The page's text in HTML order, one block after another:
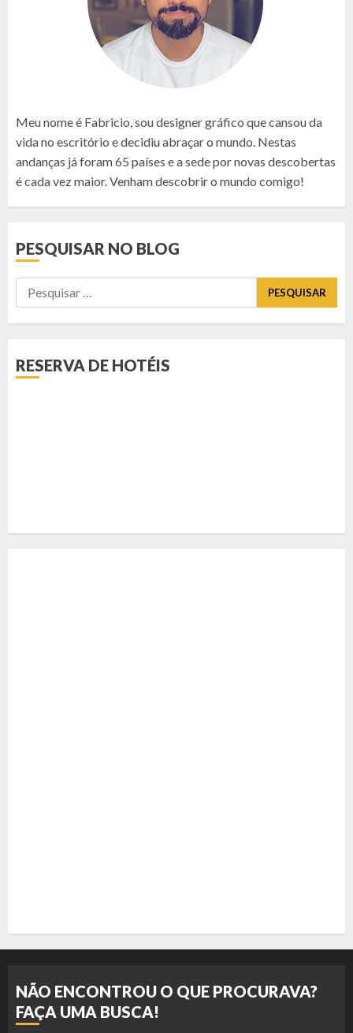
Meu nome é Fabricio, sou designer gráfico que cansou da
vida no escritório e decidiu abraçar o mundo. Nestas
andanças já foram 65 países e a sede por novas descobertas
é cada vez maior. Venham descobrir o mundo comigo!
PESQUISAR NO BLOG
Pesquisar
por:
RESERVA DE HOTÉIS
NÃO ENCONTROU O QUE PROCURAVA?
FAÇA UMA BUSCA!